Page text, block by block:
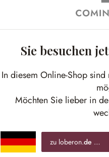
Küche Schlafen
Sie besuchen
In diesem Online-Shop
Möchten Sie lieber in
zu loberon.de